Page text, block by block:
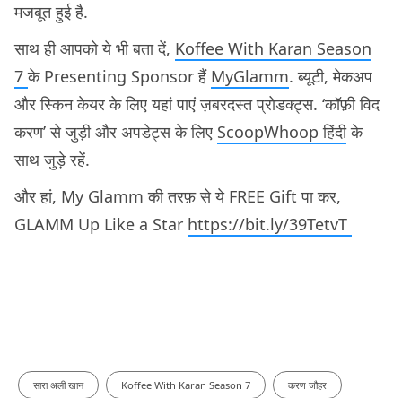
मजबूत हुई है.
साथ ही आपको ये भी बता दें, Koffee With Karan Season
7के Presenting Sponsor हैं MyGlamm. ब्यूटी, मेकअप
और स्किन केयर के लिए यहां पाएं ज़बरदस्त प्रोडक्ट्स. ‘कॉफ़ी विद
करण’ से जुड़ी और अपडेट्स के लिए ScoopWhoop हिंदीके
साथ जुड़े रहें.
और हां, My Glamm की तरफ़ से ये FREE Gift पा कर,
GLAMM Up Like a Star https://bit.ly/39TetvT
सारा अली खान Koffee With Karan Season 7 करण जौहर